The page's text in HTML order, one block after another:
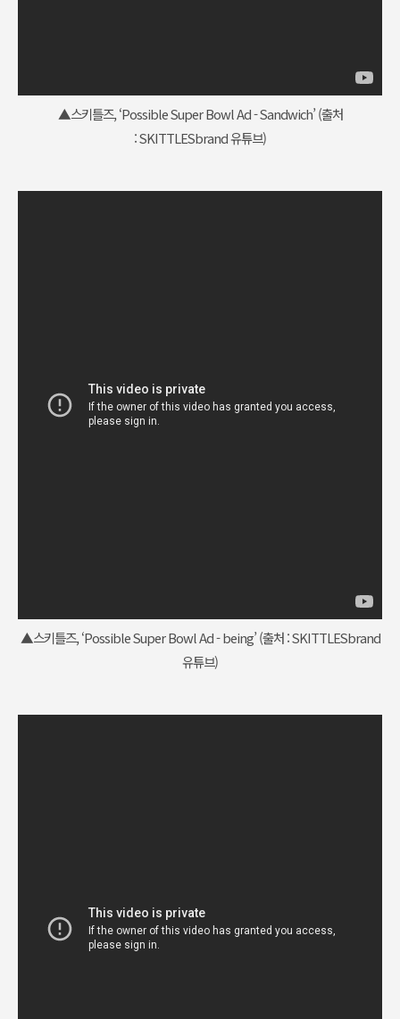
▲스키틀즈, ‘Possible Super Bowl Ad - Sandwich’ (출처
:SKITTLESbrand 유튜브)
▲스키틀즈, ‘Possible Super Bowl Ad - being’ (출처 :SKITTLESbrand
유튜브)